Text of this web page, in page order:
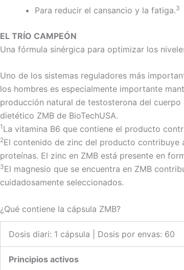
Para reducir el cansancio y la fatiga.3
EL TRÍO CAMPEÓN
Una fórmula sinérgica para optimizar los
Uno de los sistemas reguladores más
los hombres es especialmente importante
producción natural de testosterona del
dietético ZMB de BioTechUSA.
1 La vitamina B6 que contiene el producto
2El contenido de zinc del producto contribuye
proteínas. El zinc en ZMB está presente en
3El magnesio que se encuentra en ZMB
cuidadosamente seleccionados.
¿Qué contiene la cápsula ZMB?
Dosis diari: 1 cápsula | Dosis por envas: 60
Principios activos